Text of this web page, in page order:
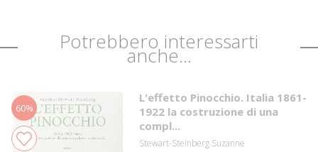
Potrebbero interessarti
anche...
60%
L'effetto Pinocchio. Italia 1861-
1922 la costruzione di una
compl...
Stewart-Steinberg Suzanne